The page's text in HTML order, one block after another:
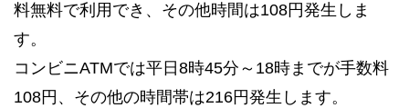
料無料で利用でき、その他時間は108円発生しま
す。
コンビニATMでは平日8時45分～18時までが手数料
108円、その他の時間帯は216円発生します。